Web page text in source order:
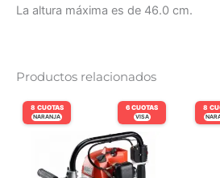
La altura máxima es de 46.0 cm.
Productos relacionados
6 CUOTAS
VISA
8 CUOTAS
NARANJA
8